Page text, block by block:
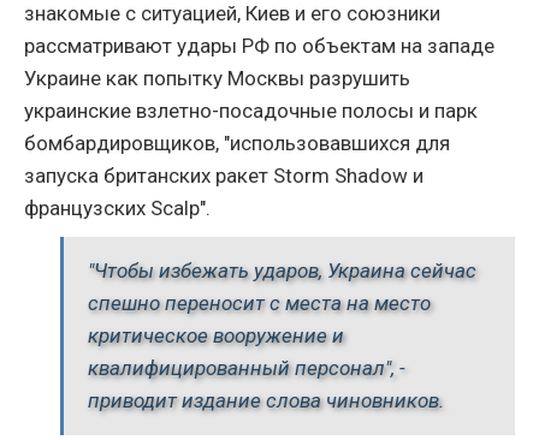
знакомые с ситуацией, Киев и его союзники
рассматривают удары РФ по объектам на западе
Украине как попытку Москвы разрушить
украинские взлетно-посадочные полосы и парк
бомбардировщиков, "использовавшихся для
запуска британских ракет Storm Shadow и
французских Scalp".
"Чтобы избежать ударов, Украина сейчас
спешно переносит с места на место
критическое вооружение и
квалифицированный персонал", -
приводит издание слова чиновников.